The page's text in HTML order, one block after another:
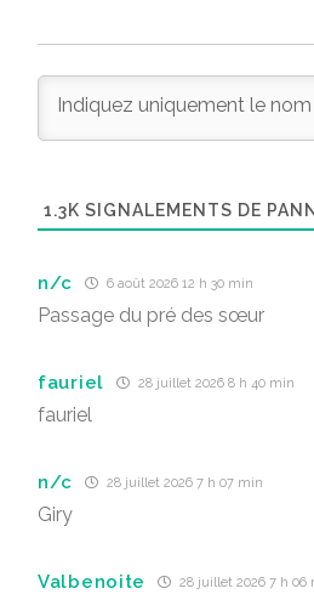
1.3K SIGNALEMENTS DE
n/c 6 août 2026 12 h 30 min
Passage du pré des sœur
fauriel 28 juillet 2026 8 h 40 min
fauriel
n/c 28 juillet 2026 7 h 07 min
Giry
Valbenoite 28 juillet 2026 7 h 06